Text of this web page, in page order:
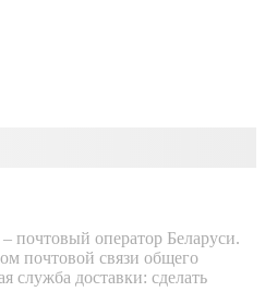
почтовый оператор Беларуси.
почтовой связи общего
служба доставки: сделать